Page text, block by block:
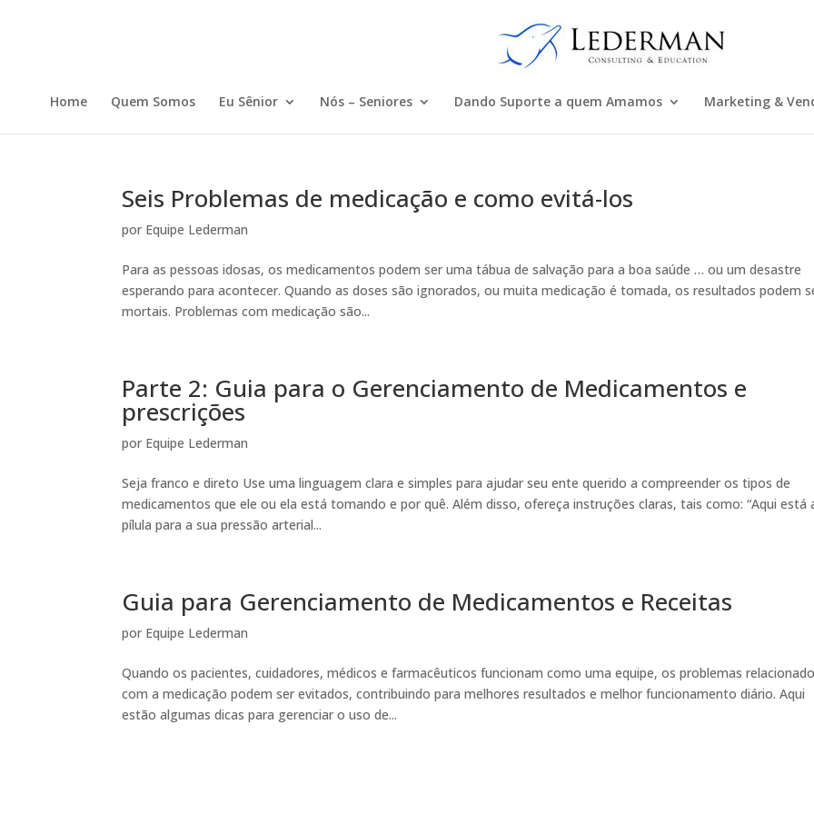
Home Quem Somos Eu Sênior Nós – Seniores Dando Suporte a quem Amamos Marketing &
Seis Problemas de medicação e como evitá-los
por Equipe Lederman
Para as pessoas idosas, os medicamentos podem ser uma tábua de salvação para a boa saúde … ou um desastre
esperando para acontecer. Quando as doses são ignorados, ou muita medicação é tomada, os resultados podem
mortais. Problemas com medicação são...
Parte 2: Guia para o Gerenciamento de Medicamentos e
prescrições
por Equipe Lederman
Seja franco e direto Use uma linguagem clara e simples para ajudar seu ente querido a compreender os tipos de
medicamentos que ele ou ela está tomando e por quê. Além disso, ofereça instruções claras, tais como: “Aqui está
pílula para a sua pressão arterial...
Guia para Gerenciamento de Medicamentos e Receitas
por Equipe Lederman
Quando os pacientes, cuidadores, médicos e farmacêuticos funcionam como uma equipe, os problemas
com a medicação podem ser evitados, contribuindo para melhores resultados e melhor funcionamento diário. Aqui
estão algumas dicas para gerenciar o uso de...